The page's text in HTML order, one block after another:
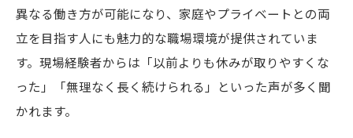
異なる働き方が可能になり、家庭やプライベートとの両
立を目指す人にも魅力的な職場環境が提供されていま
す。現場経験者からは「以前よりも休みが取りやすくな
った」「無理なく長く続けられる」といった声が多く聞
かれます。